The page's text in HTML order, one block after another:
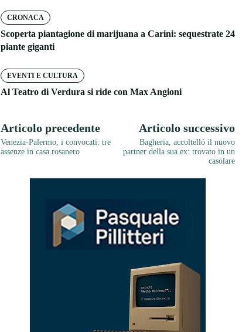
CRONACA
Scoperta piantagione di marijuana a Carini: sequestrate 24
piante giganti
EVENTI E CULTURA
Al Teatro di Verdura si ride con Max Angioni
Articolo precedente
Venezia-Palermo, i convocati: tre
assenze in casa rosanero
Articolo successivo
Bagheria, accoltelló il nuovo
partner della sua ex: trovato in un
casolare